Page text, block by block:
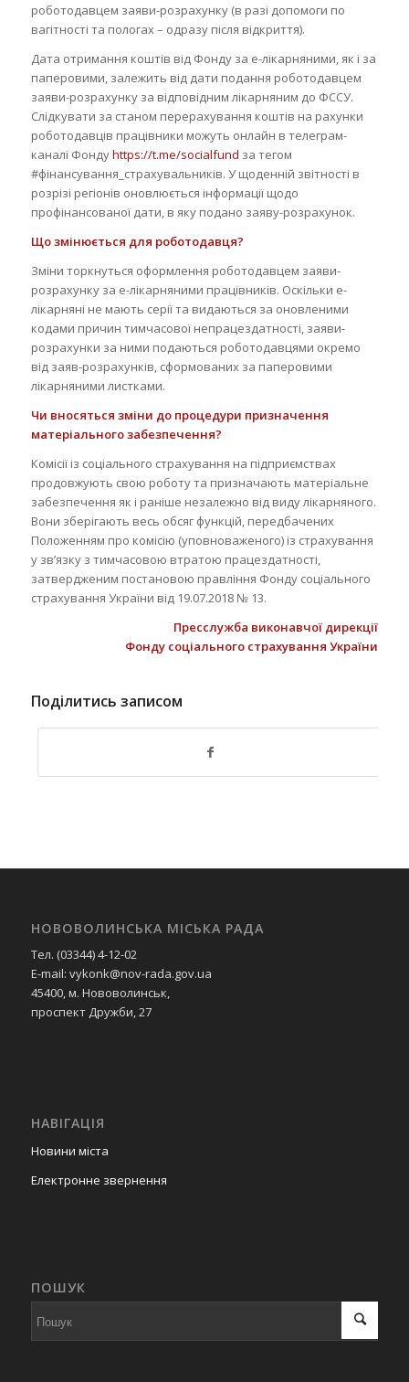
роботодавцем заяви-розрахунку (в разі допомоги по
вагітності та пологах – одразу після відкриття).
Дата отримання коштів від Фонду за е-лікарняними, як і за
паперовими, залежить від дати подання роботодавцем
заяви-розрахунку за відповідним лікарняним до ФССУ.
Слідкувати за станом перерахування коштів на рахунки
роботодавців працівники можуть онлайн в телеграм-
каналі Фондуhttps://t.me/socialfund за тегом
#фінансування_страхувальників. У щоденній звітності в
розрізі регіонів оновлюється інформації щодо
профінансованої дати, в яку подано заяву-розрахунок.
Що змінюється для роботодавця?
Зміни торкнуться оформлення роботодавцем заяви-
розрахунку за е-лікарняними працівників. Оскільки е-
лікарняні не мають серії та видаються за оновленими
кодами причин тимчасової непрацездатності, заяви-
розрахунки за ними подаються роботодавцями окремо
від заяв-розрахунків, сформованих за паперовими
лікарняними листками.
Чи вносяться зміни до процедури призначення
матеріального забезпечення?
Комісії із соціального страхування на підприємствах
продовжують свою роботу та призначають матеріальне
забезпечення як і раніше незалежно від виду лікарняного.
Вони зберігають весь обсяг функцій, передбачених
Положенням про комісію (уповноваженого) із страхування
у зв’язку з тимчасовою втратою працездатності,
затвердженим постановою правління Фонду соціального
страхування України від 19.07.2018 № 13.
Пресслужба виконавчої дирекції
Фонду соціального страхування України
Поділитись записом
НОВОВОЛИНСЬКА МІСЬКА РАДА
Тел. (03344) 4-12-02
E-mail: vykonk@nov-rada.gov.ua
45400, м. Нововолинськ,
проспект Дружби, 27
НАВІГАЦІЯ
Новини міста
Електронне звернення
ПОШУК